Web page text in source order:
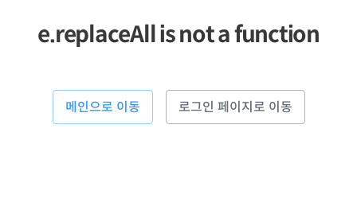
e.replaceAll is not a function
메인으로 이동 로그인 페이지로 이동